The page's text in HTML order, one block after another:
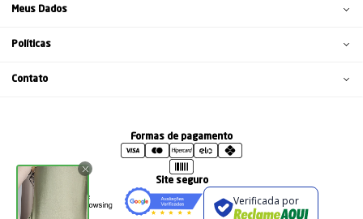
Meus Dados
Políticas
Contato
Formas de pagamento
Site seguro
Verificada por